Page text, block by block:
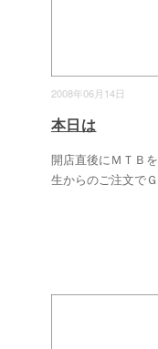
2008年06月14日
本日は
開店直後にＭＴＢ
生からのご注文で